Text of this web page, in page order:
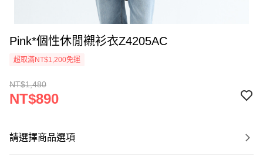
Pink*個性休閒襯衫衣Z4205AC
超取滿NT$1,200免運
NT$1,480
NT$890
請選擇商品選項